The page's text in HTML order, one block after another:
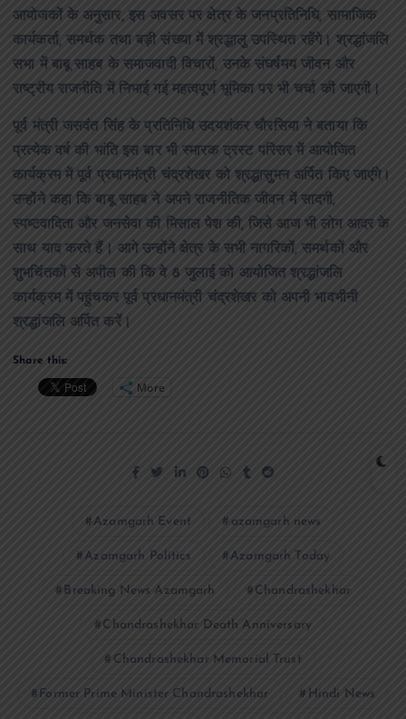
आयोजकों के अनुसार, इस अवसर पर क्षेत्र के जनप्रतिनिधि, सामाजिक
कार्यकर्ता, समर्थक तथा बड़ी संख्या में श्रद्धालु उपस्थित रहेंगे। श्रद्धांजलि
सभा में बाबू साहब के समाजवादी विचारों, उनके संघर्षमय जीवन और
राष्ट्रीय राजनीति में निभाई गई महत्वपूर्ण भूमिका पर भी चर्चा की जाएगी।
पूर्व मंत्री जसवंत सिंह के प्रतिनिधि उदयशंकर चौरसिया ने बताया कि
प्रत्येक वर्ष की भांति इस बार भी स्मारक ट्रस्ट परिसर में आयोजित
कार्यक्रम में पूर्व प्रधानमंत्री चंद्रशेखर को श्रद्धासुमन अर्पित किए जाएंगे।
उन्होंने कहा कि बाबू साहब ने अपने राजनीतिक जीवन में सादगी,
स्पष्टवादिता और जनसेवा की मिसाल पेश की, जिसे आज भी लोग आदर के
साथ याद करते हैं। आगे उन्होंने क्षेत्र के सभी नागरिकों, समर्थकों और
शुभचिंतकों से अपील की कि वे 8 जुलाई को आयोजित श्रद्धांजलि
कार्यक्रम में पहुंचकर पूर्व प्रधानमंत्री चंद्रशेखर को अपनी भावभीनी
श्रद्धांजलि अर्पित करें।
Share this:
More
Azamgarh Event azamgarh news
Azamgarh Politics Azamgarh Today
Breaking News Azamgarh Chandrashekhar
Chandrashekhar Death Anniversary
Chandrashekhar Memorial Trust
Former Prime Minister Chandrashekhar Hindi News